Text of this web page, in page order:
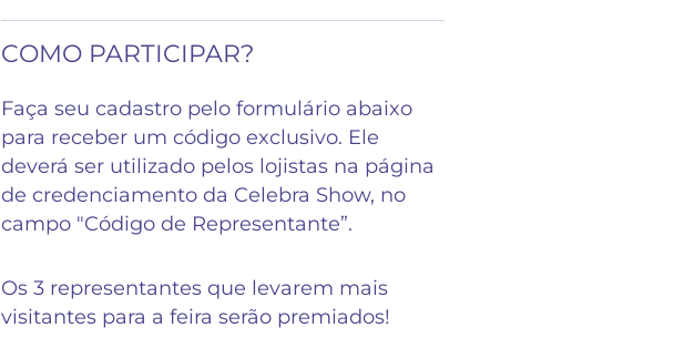
COMO PARTICIPAR?
Faça seu cadastro pelo formulário abaixo
para receber um código exclusivo. Ele
deverá ser utilizado pelos lojistas na página
de credenciamento da Celebra Show, no
campo "Código de Representante”.
Os 3 representantes que levarem mais
visitantes para a feira serão premiados!